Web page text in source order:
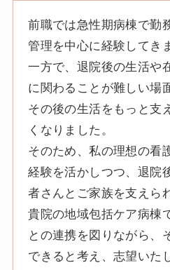
前職では急性期病棟で勤
管理を中心に経験してき
一方で、退院後の生活や
に関わることが難しい場
その後の生活をもっと支
くなりました。
そのため、私の理想の看
経験を活かしつつ、退院
者さんとご家族を支えら
貴院の地域包括ケア病棟
との連携を図りながら、
できると考え、志望いた